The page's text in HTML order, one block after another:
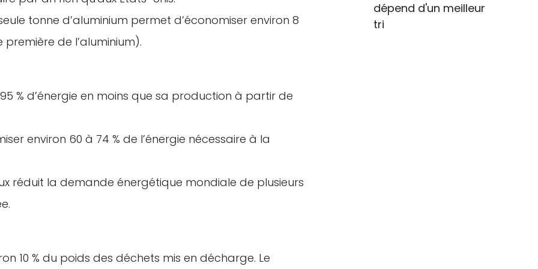
tonne d’aluminium permet d’économiser environ 8
de l’aluminium).
% d’énergie en moins que sa production à partir de
environ 60 à 74 % de l’énergie nécessaire à la
réduit la demande énergétique mondiale de plusieurs
10 % du poids des déchets mis en décharge. Le
dépend d'un meilleur
tri